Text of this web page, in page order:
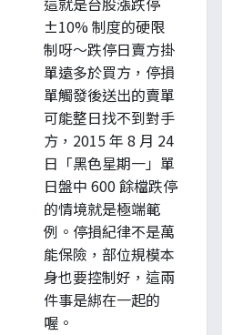
±10% 制度的硬限
制呀～跌停日賣方掛
單遠多於買方，停損
單觸發後送出的賣單
可能整日找不到對手
方，2015 年 8 月 24
日「黑色星期一」單
日盤中 600 餘檔跌停
的情境就是極端範
例。停損紀律不是萬
能保險，部位規模本
身也要控制好，這兩
件事是綁在一起的
喔。